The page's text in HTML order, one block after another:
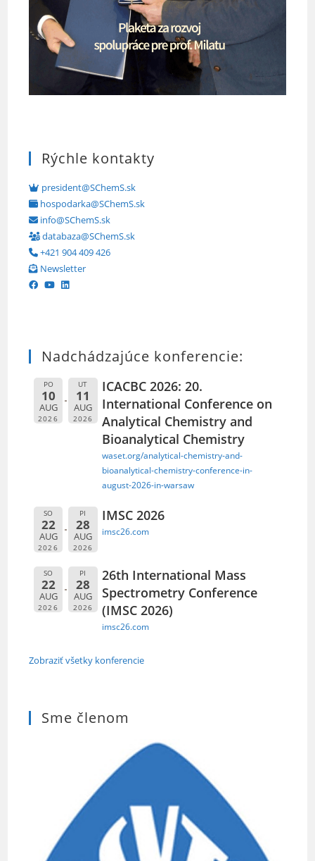
Rýchle kontakty
president@SChemS.sk
hospodarka@SChemS.sk
info@SChemS.sk
databaza@SChemS.sk
+421 904 409 426
Newsletter
Nadchádzajúce konferencie:
PO
10
AUG
2026
UT
11
AUG
2026
ICACBC 2026: 20.
International Conference on
Analytical Chemistry and
Bioanalytical Chemistry
waset.org/analytical-chemistry-and-
bioanalytical-chemistry-conference-in-
august-2026-in-warsaw
SO
22
AUG
2026
PI
28
AUG
2026
IMSC 2026
imsc26.com
SO
22
AUG
2026
PI
28
AUG
2026
26th International Mass
Spectrometry Conference
(IMSC 2026)
imsc26.com
Zobraziť všetky konferencie
Sme členom